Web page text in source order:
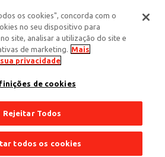
e aplicam-se a
os cookies", concorda com o
no seu dispositivo para
site, analisar a utilização do site e
de marketing. Mais
privacidade
de cookies
Rejeitar Todos
todos os cookies